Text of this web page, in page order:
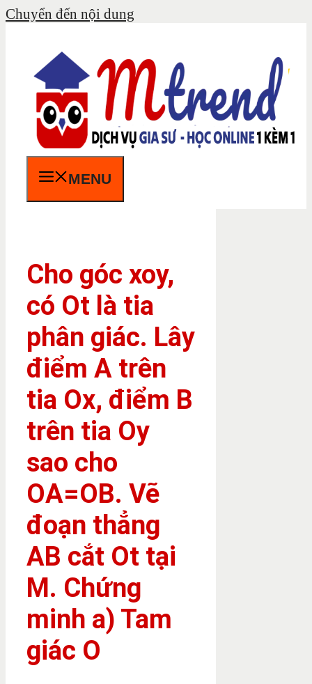
Chuyển đến nội dung
MENU
Cho góc xoy,
có Ot là tia
phân giác. Lây
điểm A trên
tia Ox, điểm B
trên tia Oy
sao cho
OA=OB. Vẽ
đoạn thẳng
AB cắt Ot tại
M. Chứng
minh a) Tam
giác O